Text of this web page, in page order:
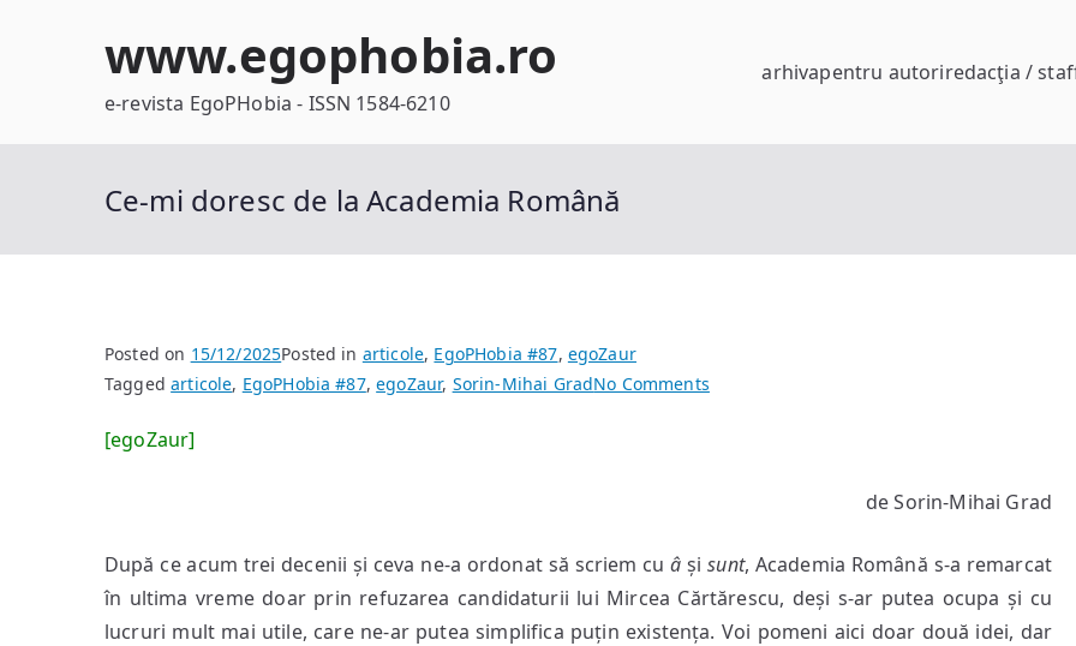
www.egophobia.ro
e-revista EgoPHobia - ISSN 1584-6210
arhivapentru autoriredacţia /
Ce-mi doresc de la Academia Română
Posted on 15/12/2025Posted in articole, EgoPHobia #87, egoZaur
Taggedarticole, EgoPHobia #87,egoZaur, Sorin-Mihai GradNo Commentson
Academia
Română
[egoZaur]
de Sorin-Mihai Grad
După ce acum trei decenii și ceva ne-a ordonat să scriem cuâ șisunt, Academia Română s-a remarcat
în ultima vreme doar prin refuzarea candidaturii lui Mircea Cărtărescu, deși s-ar putea ocupa și cu
lucruri mult mai utile, care ne-ar putea simplifica puțin existența. Voi pomeni aici doar două idei, dar